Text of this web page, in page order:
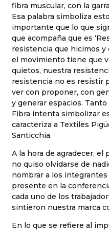
fibra muscular, con la
Esa palabra simboliza
importante que lo que
que acompaña que es
resistencia que hicimos y
el movimiento tiene que
quietos, nuestra
resistencia no es resistir
ver con proponer, con
y generar espacios.
Fibra intenta simbolizar
caracteriza a Textiles
Santicchia.
A la hora de agradecer, el
no quiso olvidarse de
nombrar a los
presente en la
cada uno de los
sintieron nuestra marca
En lo que se refiere al